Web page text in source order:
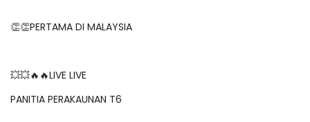
👏👏PERTAMA DI MALAYSIA
💥💥🔥🔥LIVE LIVE
PANITIA PERAKAUNAN T6